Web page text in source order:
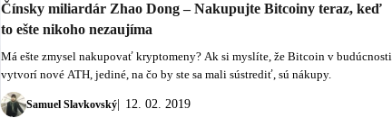
Čínsky miliardár Zhao Dong – Nakupujte Bitcoiny teraz, keď
to ešte nikoho nezaujíma
Samuel Slavkovský 12. 02. 2019
Má ešte zmysel nakupovať kryptomeny? Ak si myslíte, že Bitcoin v budúcnosti
vytvorí nové ATH, jediné, na čo by ste sa mali sústrediť, sú nákupy.